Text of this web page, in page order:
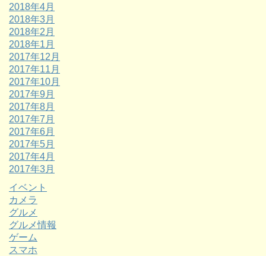
2018年4月
2018年3月
2018年2月
2018年1月
2017年12月
2017年11月
2017年10月
2017年9月
2017年8月
2017年7月
2017年6月
2017年5月
2017年4月
2017年3月
イベント
カメラ
グルメ
グルメ情報
ゲーム
スマホ